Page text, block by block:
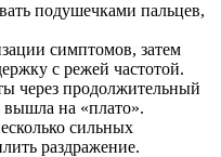
подушечками пальцев,
симптомов, затем
с режей частотой.
через продолжительный
вышла на «плато».
сильных
раздражение.